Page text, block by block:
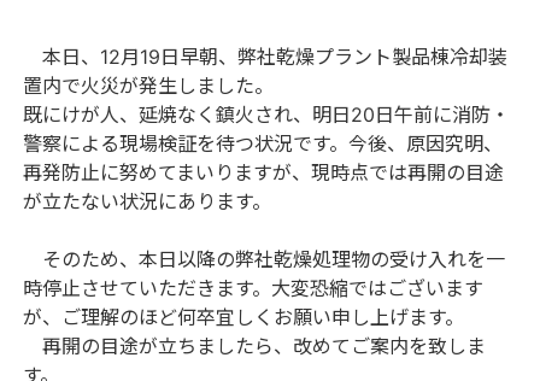
本日、12月19日早朝、弊社乾燥プラント製品棟冷却装
置内で火災が発生しました。
既にけが人、延焼なく鎮火され、明日20日午前に消防・
警察による現場検証を待つ状況です。今後、原因究明、
再発防止に努めてまいりますが、現時点では再開の目途
が立たない状況にあります。
そのため、本日以降の弊社乾燥処理物の受け入れを一
時停止させていただきます。大変恐縮ではございます
が、ご理解のほど何卒宜しくお願い申し上げます。
再開の目途が立ちましたら、改めてご案内を致しま
す。